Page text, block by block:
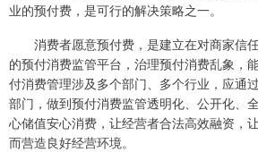
业的预付费，是可行的解决策略之一。
消费者愿意预付费，是建立在对商家信
的预付消费监管平台，治理预付消费乱象，
付消费管理涉及多个部门、多个行业，应通
部门，做到预付消费监管透明化、公开化、
心储值安心消费，让经营者合法高效融资，
而营造良好经营环境。